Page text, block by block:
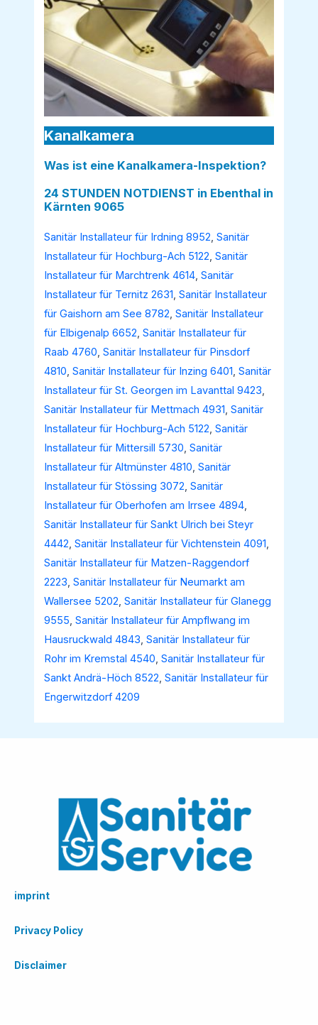
Kanalkamera
Was ist eine Kanalkamera-Inspektion?
24 STUNDEN NOTDIENST in Ebenthal in
Kärnten 9065
Sanitär Installateur für Irdning 8952,Sanitär
Installateur für Hochburg-Ach 5122,Sanitär
Installateur für Marchtrenk 4614,Sanitär
Installateur für Ternitz 2631,Sanitär Installateur
für Gaishorn am See 8782,Sanitär Installateur
für Elbigenalp 6652,Sanitär Installateur für
Raab 4760,Sanitär Installateur für Pinsdorf
4810,Sanitär Installateur für Inzing 6401,Sanitär
Installateur für St. Georgen im Lavanttal 9423,
Sanitär Installateur für Mettmach 4931,Sanitär
Installateur für Hochburg-Ach 5122,Sanitär
Installateur für Mittersill 5730,Sanitär
Installateur für Altmünster 4810,Sanitär
Installateur für Stössing 3072,Sanitär
Installateur für Oberhofen am Irrsee 4894,
Sanitär Installateur für Sankt Ulrich bei Steyr
4442,Sanitär Installateur für Vichtenstein 4091,
Sanitär Installateur für Matzen-Raggendorf
2223,Sanitär Installateur für Neumarkt am
Wallersee 5202,Sanitär Installateur für Glanegg
9555,Sanitär Installateur für Ampflwang im
Hausruckwald 4843,Sanitär Installateur für
Rohr im Kremstal 4540,Sanitär Installateur für
Sankt Andrä-Höch 8522,Sanitär Installateur für
Engerwitzdorf 4209
imprint
Privacy Policy
Disclaimer